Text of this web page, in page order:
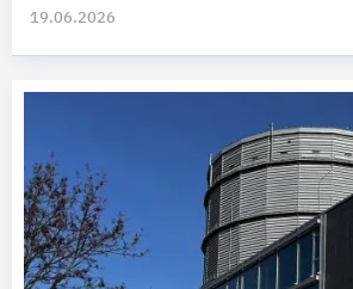
19.06.2026